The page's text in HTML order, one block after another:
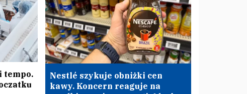
tempo.
Nestlé szykuje obniżki cen
kawy. Koncern reaguje na